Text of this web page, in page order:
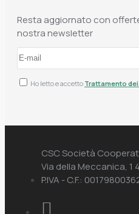
Resta aggiornato con
nostra newsletter
Ho letto e accetto Trattamento
CSC Società
Via della Meccanica, 1
P.IVA - C.F.: